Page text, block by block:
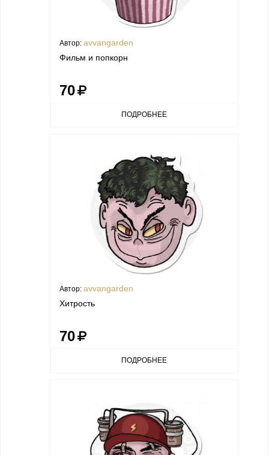
Автор: avvangarden
Фильм и попкорн
70
ПОДРОБНЕЕ
Автор: avvangarden
Хитрость
70
ПОДРОБНЕЕ